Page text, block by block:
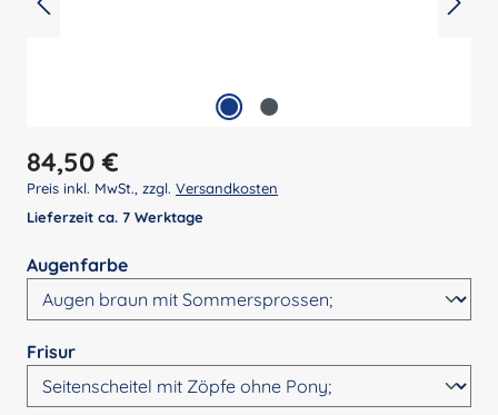
Regulärer Preis:
84,50 €
Preis inkl. MwSt., zzgl. Versandkosten
Lieferzeit ca. 7 Werktage
Augenfarbeauswählen
Frisurauswählen